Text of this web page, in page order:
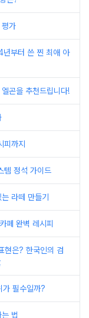
가
부터 쓴 찐 최애 아
곤을 추천드립니다!
피까지
템 정석 가이드
라떼 만들기
페 완벽 레시피
현은? 한국인의 검
필수일까?
법